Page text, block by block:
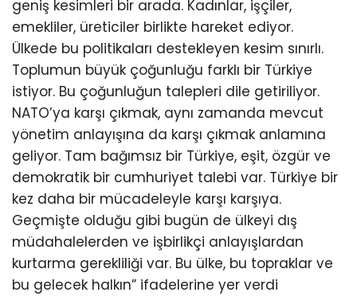
geniş kesimleri bir arada. Kadınlar, işçiler,
emekliler, üreticiler birlikte hareket ediyor.
Ülkede bu politikaları destekleyen kesim sınırlı.
Toplumun büyük çoğunluğu farklı bir Türkiye
istiyor. Bu çoğunluğun talepleri dile getiriliyor.
NATO’ya karşı çıkmak, aynı zamanda mevcut
yönetim anlayışına da karşı çıkmak anlamına
geliyor. Tam bağımsız bir Türkiye, eşit, özgür ve
demokratik bir cumhuriyet talebi var. Türkiye bir
kez daha bir mücadeleyle karşı karşıya.
Geçmişte olduğu gibi bugün de ülkeyi dış
müdahalelerden ve işbirlikçi anlayışlardan
kurtarma gerekliliği var. Bu ülke, bu topraklar ve
bu gelecek halkın” ifadelerine yer verdi